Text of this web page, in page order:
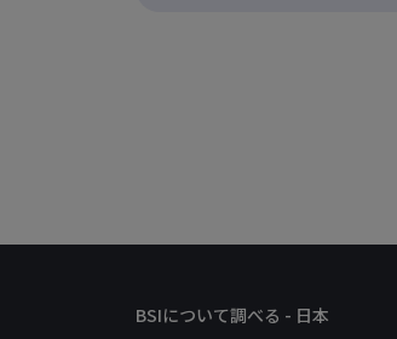
BSIについて調べる - 日本